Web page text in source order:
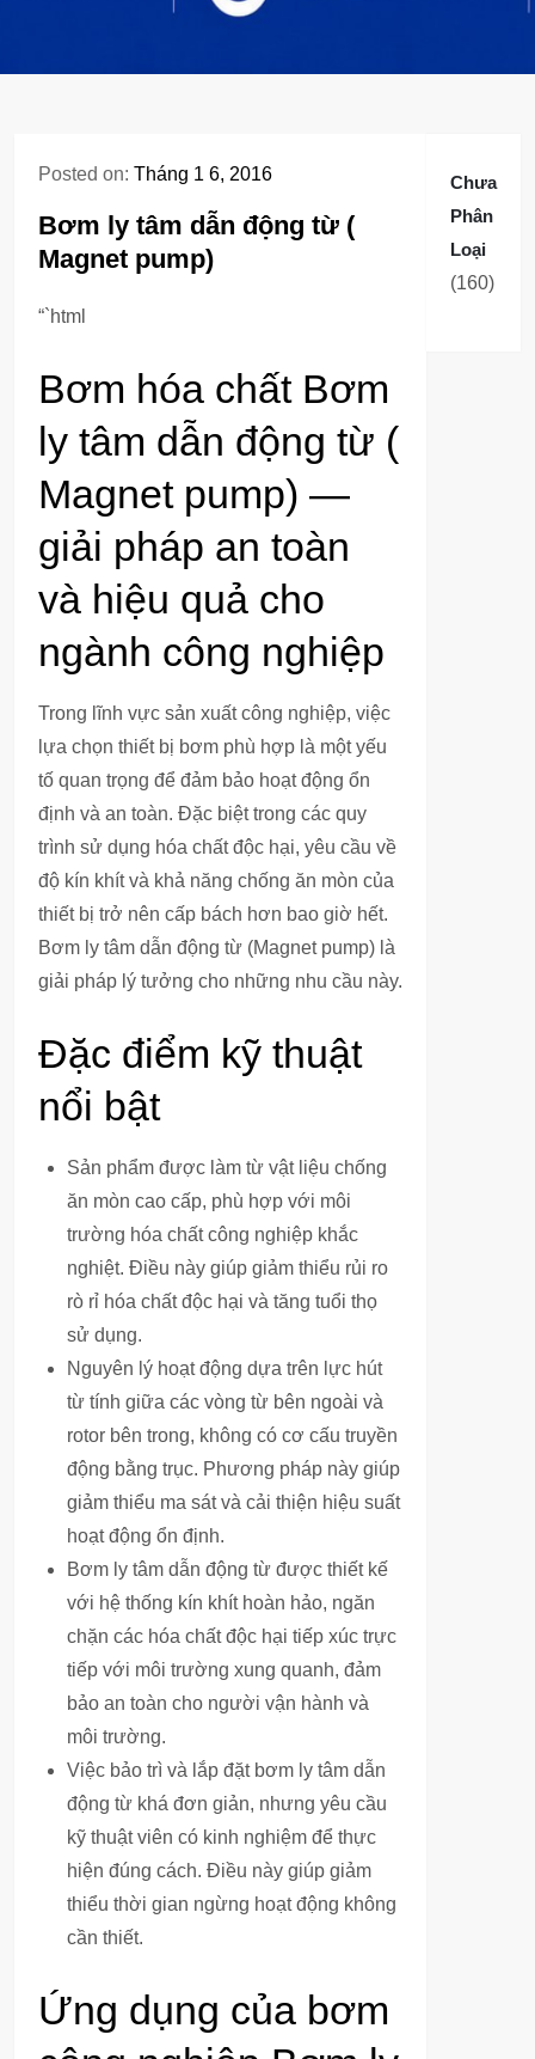
Posted on: Tháng 1 6, 2016
Bơm ly tâm dẫn động từ (
Magnet pump)
“`html
Bơm hóa chất Bơm
ly tâm dẫn động từ (
Magnet pump) —
giải pháp an toàn
và hiệu quả cho
ngành công nghiệp
Trong lĩnh vực sản xuất công nghiệp, việc
lựa chọn thiết bị bơm phù hợp là một yếu
tố quan trọng để đảm bảo hoạt động ổn
định và an toàn. Đặc biệt trong các quy
trình sử dụng hóa chất độc hại, yêu cầu về
độ kín khít và khả năng chống ăn mòn của
thiết bị trở nên cấp bách hơn bao giờ hết.
Bơm ly tâm dẫn động từ (Magnet pump) là
giải pháp lý tưởng cho những nhu cầu này.
Đặc điểm kỹ thuật
nổi bật
Sản phẩm được làm từ vật liệu chống
ăn mòn cao cấp, phù hợp với môi
trường hóa chất công nghiệp khắc
nghiệt. Điều này giúp giảm thiểu rủi ro
rò rỉ hóa chất độc hại và tăng tuổi thọ
sử dụng.
Nguyên lý hoạt động dựa trên lực hút
từ tính giữa các vòng từ bên ngoài và
rotor bên trong, không có cơ cấu truyền
động bằng trục. Phương pháp này giúp
giảm thiểu ma sát và cải thiện hiệu suất
hoạt động ổn định.
Bơm ly tâm dẫn động từ được thiết kế
với hệ thống kín khít hoàn hảo, ngăn
chặn các hóa chất độc hại tiếp xúc trực
tiếp với môi trường xung quanh, đảm
bảo an toàn cho người vận hành và
môi trường.
Việc bảo trì và lắp đặt bơm ly tâm dẫn
động từ khá đơn giản, nhưng yêu cầu
kỹ thuật viên có kinh nghiệm để thực
hiện đúng cách. Điều này giúp giảm
thiểu thời gian ngừng hoạt động không
cần thiết.
Ứng dụng của bơm
Chưa
Phân
Loại
160160